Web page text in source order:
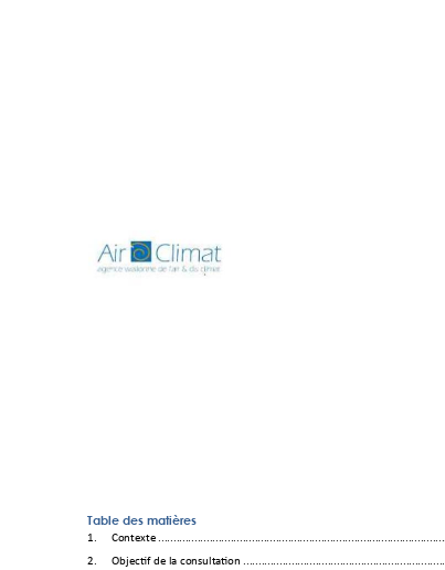
Table des matières
1. Contexte
2.
Objectif de la consultation